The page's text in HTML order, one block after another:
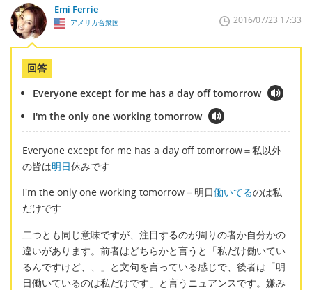
Emi Ferrie
アメリカ合衆国 2016/07/23 17:33
回答
Everyone except for me has a day off tomorrow
I'm the only one working tomorrow
Everyone except for me has a day off tomorrow＝私以外
の皆は明日休みです
I'm the only one working tomorrow＝明日働いてるのは私
だけです
二つとも同じ意味ですが、注目するのが周りの者か自分かの
違いがあります。前者はどちらかと言うと「私だけ働いてい
るんですけど、、」と文句を言っている感じで、後者は「明
日働いているのは私だけです」と言うニュアンスです。嫌み